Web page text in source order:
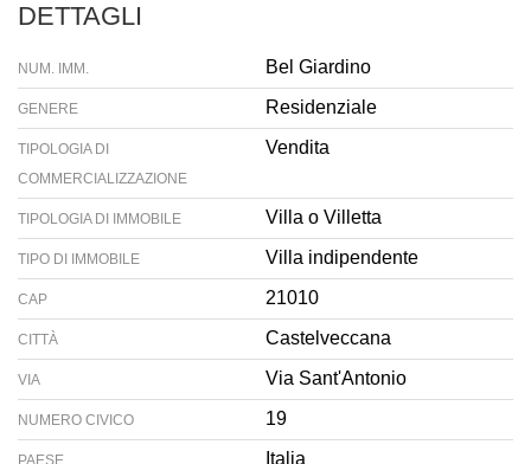
DETTAGLI
NUM. IMM. Bel Giardino
GENERE Residenziale
TIPOLOGIA DI
COMMERCIALIZZAZIONE
Vendita
TIPOLOGIA DI IMMOBILE Villa o Villetta
TIPO DI IMMOBILE Villa indipendente
CAP 21010
CITTÀ Castelveccana
VIA Via Sant'Antonio
NUMERO CIVICO 19
PAESE Italia